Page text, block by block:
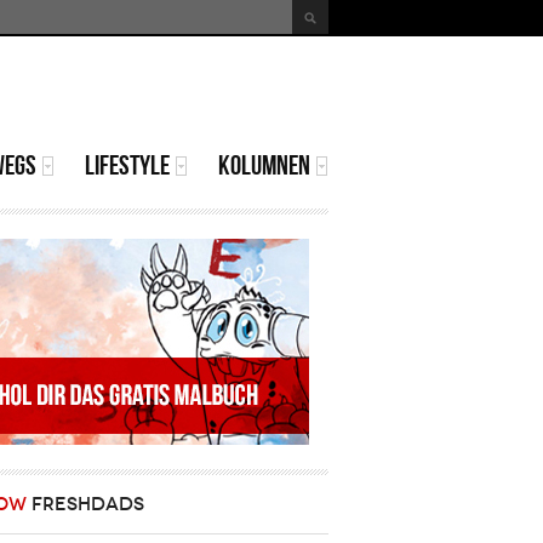
LIFESTYLE KOLUMNEN
FRESHDADS